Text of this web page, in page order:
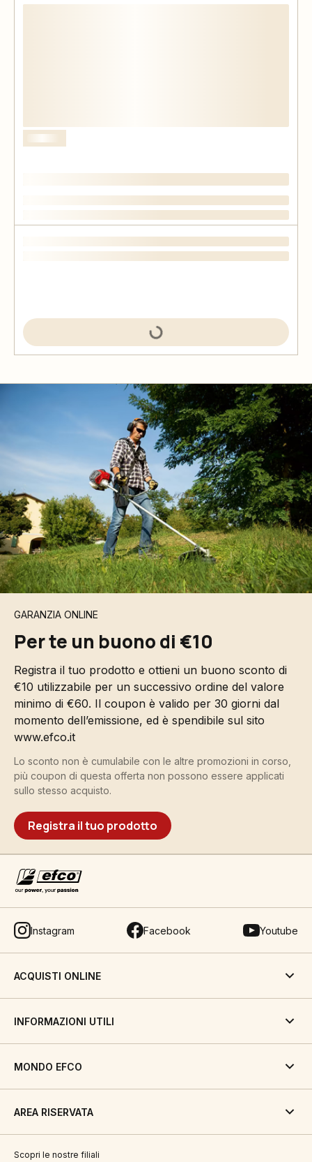
GARANZIA ONLINE
Per te un buono di €10
Registra il tuo prodotto e ottieni un buono sconto di
€10 utilizzabile per un successivo ordine del valore
minimo di €60. Il coupon è valido per 30 giorni dal
momento dell’emissione, ed è spendibile sul sito
www.efco.it
Lo sconto non è cumulabile con le altre promozioni in corso,
più coupon di questa offerta non possono essere applicati
sullo stesso acquisto.
Registra il tuo prodotto
Instagram Facebook Youtube
ACQUISTI ONLINE
INFORMAZIONI UTILI
MONDO EFCO
AREA RISERVATA
Scopri le nostre filiali